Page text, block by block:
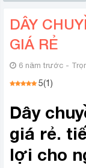
DÂY
GIÁ RẺ
6 năm trước -
5(1)
Dây
giá rẻ.
lợi cho